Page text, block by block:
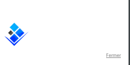
Fermer